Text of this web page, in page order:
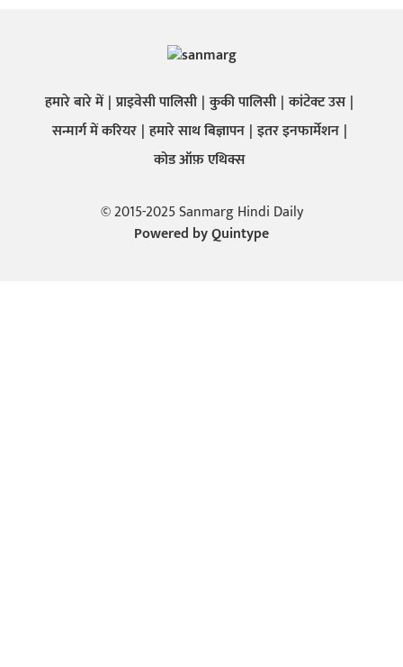
हमारे बारे में प्राइवेसी पालिसी कुकी पालिसी कांटेक्ट उस
सन्मार्ग में करियर हमारे साथ बिज्ञापन इतर इनफार्मेशन
कोड ऑफ़ एथिक्स
© 2015-2025 Sanmarg Hindi Daily
Powered byQuintype